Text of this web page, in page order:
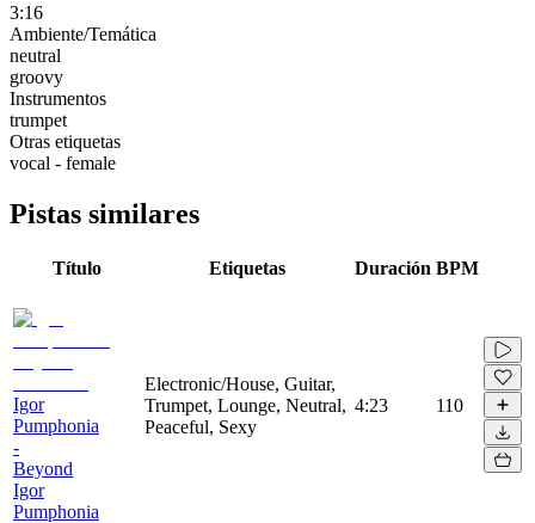
3:16
Ambiente/Temática
neutral
groovy
Instrumentos
trumpet
Otras etiquetas
vocal - female
Pistas similares
Título Etiquetas Duración BPM
Igor
Pumphonia
-
Beyond
Igor
Pumphonia
Electronic/House, Guitar,
Trumpet, Lounge, Neutral,
Peaceful, Sexy
4:23 110